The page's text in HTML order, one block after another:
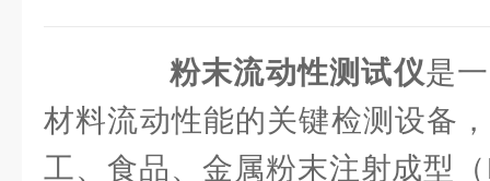
粉末流动性测试仪是
材料流动性能的关键检测设备
工、食品、金属粉末注射成型